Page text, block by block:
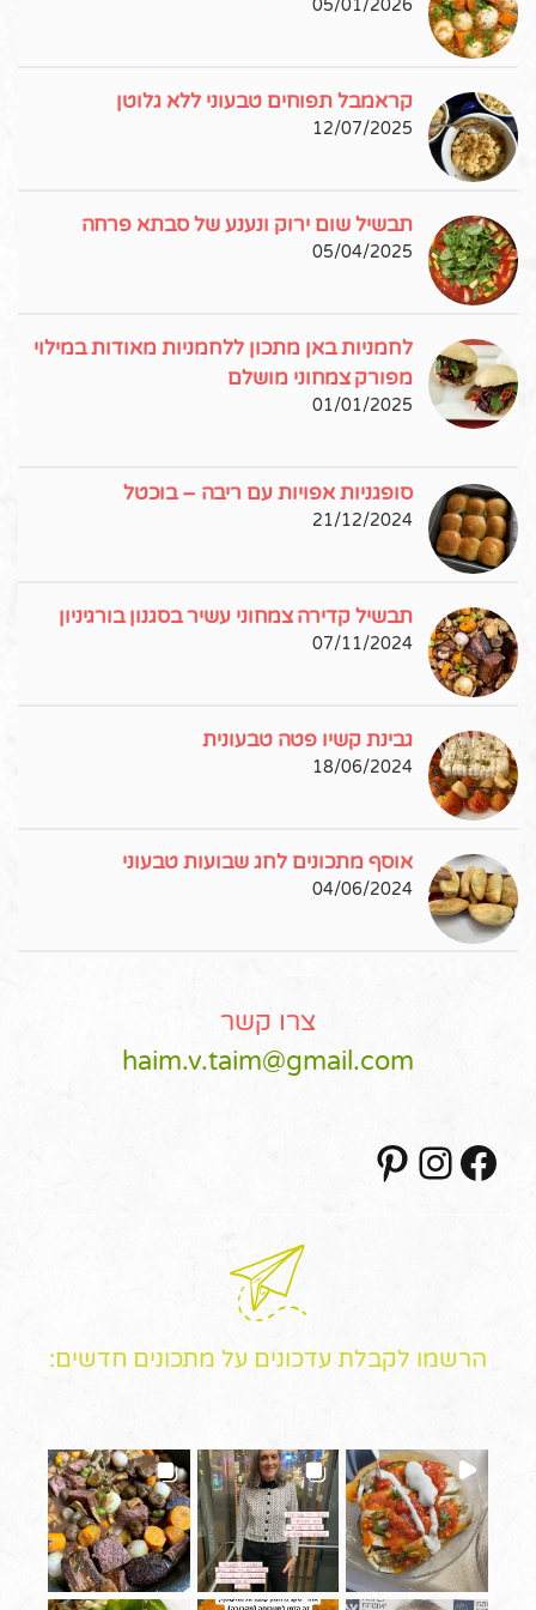
05/01/2026
קראמבל תפוחים טבעוני ללא גלוטן
12/07/2025
תבשיל שום ירוק ונענע של סבתא פרחה
05/04/2025
לחמניות באן מתכון ללחמניות מאודות במילוי
מפורק צמחוני מושלם
01/01/2025
סופגניות אפויות עם ריבה – בוכטל
21/12/2024
תבשיל קדירה צמחוני עשיר בסגנון בורגיניון
07/11/2024
גבינת קשיו פטה טבעונית
18/06/2024
אוסף מתכונים לחג שבועות טבעוני
04/06/2024
צרו קשר
haim.v.taim@gmail.com
Facebook
Instagram
הרשמו לקבלת עדכונים על מתכונים חדשים: